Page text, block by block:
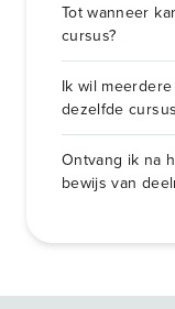
Tot wanneer
cursus?
Ik wil
dezelfde
Ontvang ik na
bewijs van